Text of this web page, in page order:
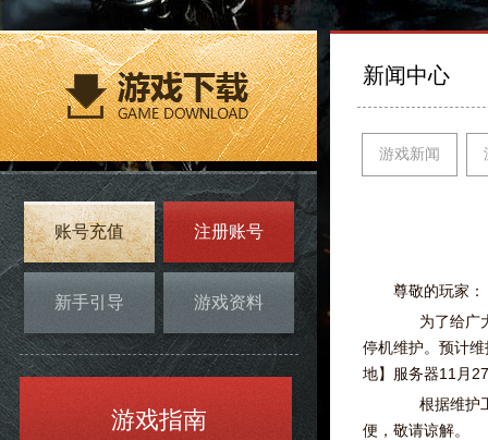
账号充值 注册账号
新手引导 游戏资料
游戏指南
新闻中心
游戏新闻
尊敬的玩家：
为了给广大
停机维护。预计
地】服务器11月
根据维护工
便，敬请谅解。